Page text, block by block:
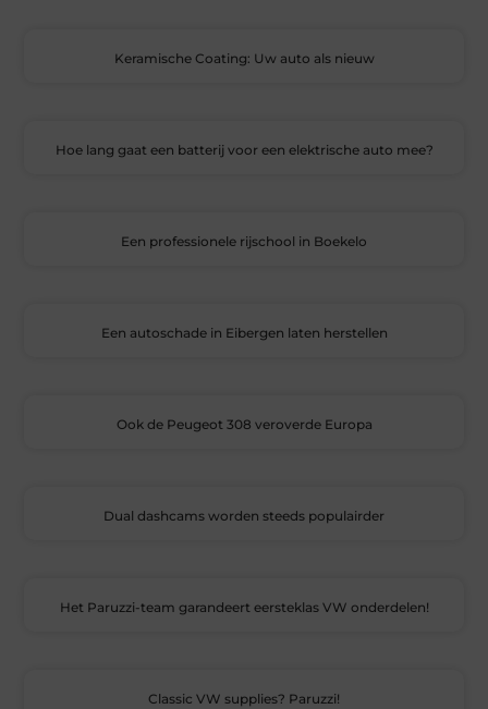
Keramische Coating: Uw auto als nieuw
Hoe lang gaat een batterij voor een elektrische auto mee?
Een professionele rijschool in Boekelo
Een autoschade in Eibergen laten herstellen
Ook de Peugeot 308 veroverde Europa
Dual dashcams worden steeds populairder
Het Paruzzi-team garandeert eersteklas VW onderdelen!
Classic VW supplies? Paruzzi!